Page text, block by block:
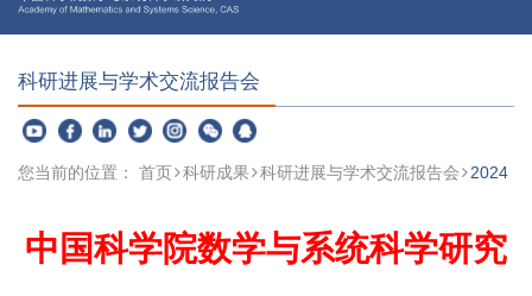
科研进展与学术交流报告会
您当前的位置： 首页 科研成果 科研进展与学术交流报告会 2024
中国科学院数学与系统科学研究